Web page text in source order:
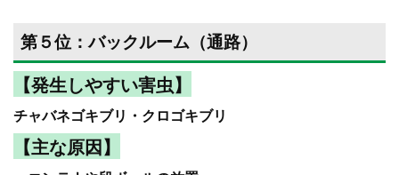
第５位：バックルーム（通路）
【発生しやすい害虫】
チャバネゴキブリ・クロゴキブリ
【主な原因】